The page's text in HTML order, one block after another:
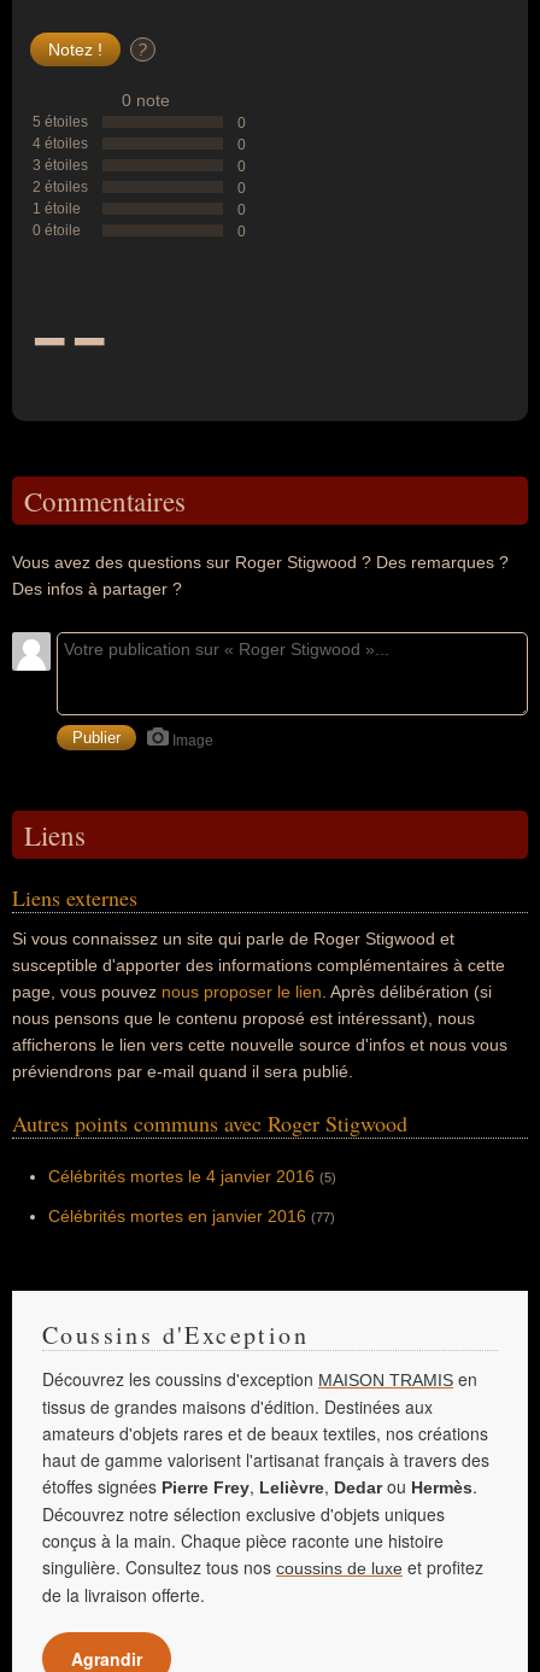
?
0 note
5 étoiles
0
4 étoiles
0
3 étoiles
0
2 étoiles
0
1 étoile
0
0 étoile
0
--
Commentaires
Vous avez des questions sur Roger Stigwood ? Des remarques ?
Des infos à partager ?
Image
Liens
Liens externes
Si vous connaissez un site qui parle de Roger Stigwood et
susceptible d'apporter des informations complémentaires à cette
page, vous pouvez nous proposer le lien . Après délibération (si
nous pensons que le contenu proposé est intéressant), nous
afficherons le lien vers cette nouvelle source d'infos et nous vous
préviendrons par e-mail quand il sera publié.
Autres points communs avec Roger Stigwood
Célébrités mortes le 4 janvier 2016 (5)
Célébrités mortes en janvier 2016 (77)
Coussins d'Exception
Découvrez les coussins d'exception MAISON TRAMIS en
tissus de grandes maisons d'édition. Destinées aux
amateurs d'objets rares et de beaux textiles, nos créations
haut de gamme valorisent l'artisanat français à travers des
étoffes signées Pierre Frey, Lelièvre, Dedarou Hermès.
Découvrez notre sélection exclusive d'objets uniques
conçus à la main. Chaque pièce raconte une histoire
singulière. Consultez tous nos coussins de luxe et profitez
de la livraison offerte.
Agrandir